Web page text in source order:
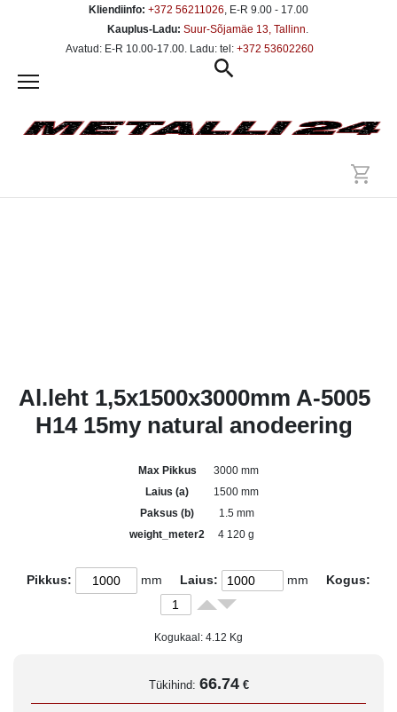
Kliendiinfo: +372 56211026, E-R 9.00 - 17.00
Kauplus-Ladu: Suur-Sõjamäe 13, Tallinn.
Avatud: E-R 10.00-17.00. Ladu: tel: +372 53602260
Al.leht 1,5x1500x3000mm A-5005
H14 15my natural anodeering
Max Pikkus
3000 mm
Laius (a)
1500 mm
Paksus (b)
1.5 mm
weight_meter2
4 120 g
Pikkus: mm Laius: mm Kogus:
Kogukaal: 4.12 Kg
Tükihind: 66.74 €